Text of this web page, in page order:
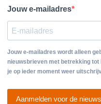
Jouw e-mailadres
Jouw e-mailadres wordt alleen
nieuwsbrieven met betrekking
je op ieder moment weer
Aanmelden voor de